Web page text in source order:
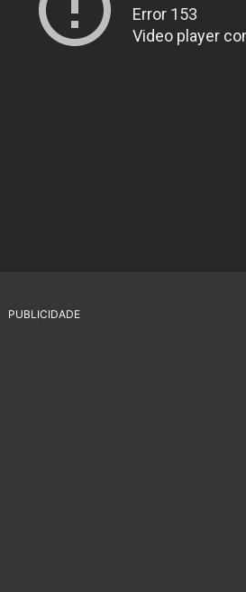
PUBLICIDADE